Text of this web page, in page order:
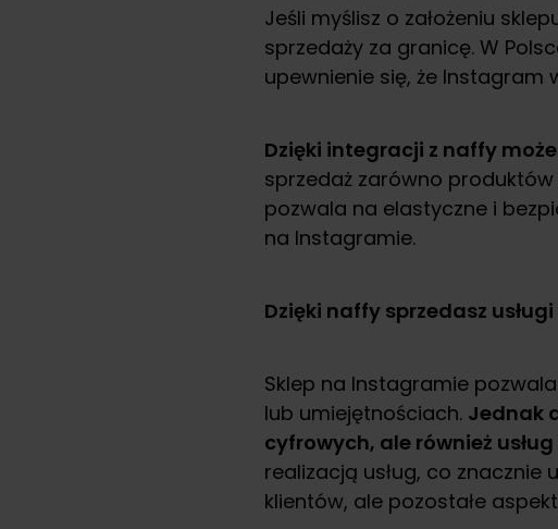
Jeśli myślisz o założeniu
sprzedaży za granicę. W
upewnienie się, że
Dzięki integracji z naffy
sprzedaż zarówno produktów
pozwala na elastyczne i
na Instagramie.
Dzięki naffy sprzedasz
Sklep na Instagramie
lub umiejętnościach. Jednak
cyfrowych, ale również
realizacją usług, co
klientów, ale pozostałe